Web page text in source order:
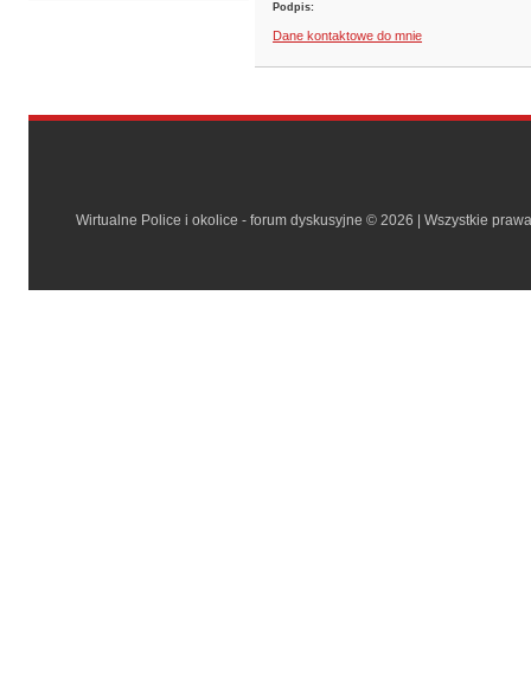
Podpis:
Dane kontaktowe do mnie
Wirtualne Police i okolice - forum dyskusyjne © 2026 | Wszystkie